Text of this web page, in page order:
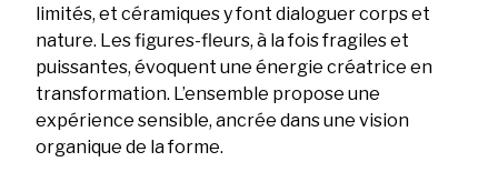
limités, et céramiques y font dialoguer corps et
nature. Les figures-fleurs, à la fois fragiles et
puissantes, évoquent une énergie créatrice en
transformation. L’ensemble propose une
expérience sensible, ancrée dans une vision
organique de la forme.